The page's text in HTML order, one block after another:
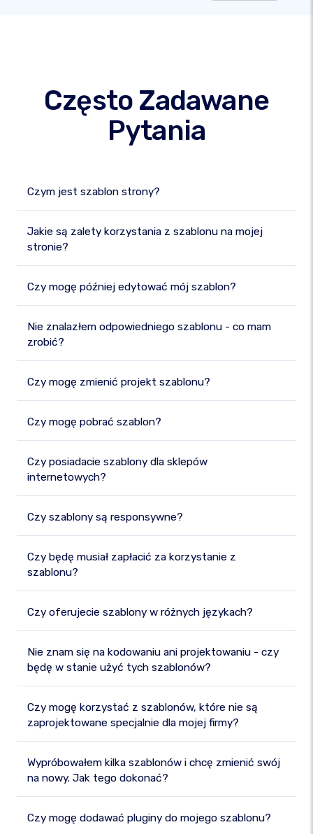
Często Zadawane
Pytania
Czym jest szablon strony?
Jakie są zalety korzystania z szablonu na mojej
stronie?
Czy mogę później edytować mój szablon?
Nie znalazłem odpowiedniego szablonu - co mam
zrobić?
Czy mogę zmienić projekt szablonu?
Czy mogę pobrać szablon?
Czy posiadacie szablony dla sklepów
internetowych?
Czy szablony są responsywne?
Czy będę musiał zapłacić za korzystanie z
szablonu?
Czy oferujecie szablony w różnych językach?
Nie znam się na kodowaniu ani projektowaniu - czy
będę w stanie użyć tych szablonów?
Czy mogę korzystać z szablonów, które nie są
zaprojektowane specjalnie dla mojej firmy?
Wypróbowałem kilka szablonów i chcę zmienić swój
na nowy. Jak tego dokonać?
Czy mogę dodawać pluginy do mojego szablonu?